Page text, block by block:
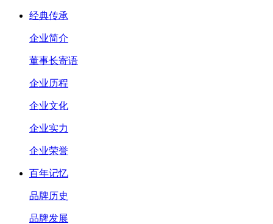
经典传承
企业简介
董事长寄语
企业历程
企业文化
企业实力
企业荣誉
百年记忆
品牌历史
品牌发展